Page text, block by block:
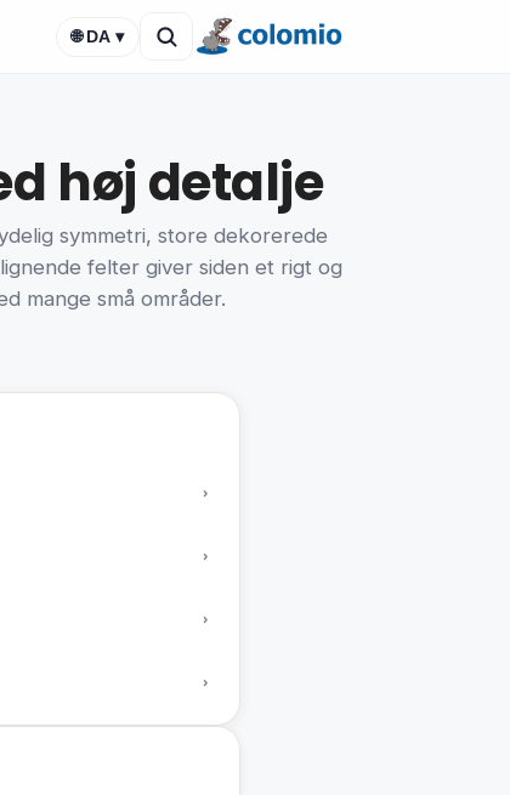
🌐 DA ▾
høj detalje
symmetri, store dekorerede
felter giver siden et rigt og
mange små områder.
›
›
›
›